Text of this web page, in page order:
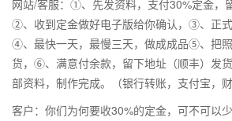
网站/客服：①、先发资料，支付30%定金，
②、收到定金做好电子版给你确认，③、正式
④、最快一天，最慢三天，做成成品⑤、把
货，⑥、满意付余款，留下地址（顺丰）发
部资料，制作完成。（银行转账，支付宝，
客户：你们为何要收30%的定金，可不可以